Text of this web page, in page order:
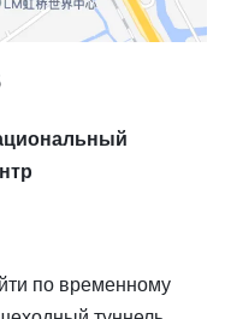
по временному